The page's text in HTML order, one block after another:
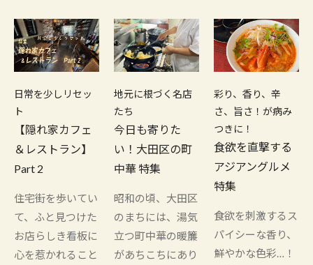
日常を少しリセッ
ト
【隠れ家カフェ
＆レストラン】
Part 2
住宅街を歩いてい
て、ふと見つけた
お店らしき看板に
心を惹かれること
地元に根づく名店
たち
今日も寄りた
い！大田区の町
中華 特集
昭和の頃、大田区
のまちには、湯気
立つ町中華の暖簾
があちこちにあり
彩り、香り、辛
さ、旨さ！が病み
つきに！
食欲を直撃する
アジアングルメ
特集
食欲を刺激するス
パイシーな香り、
鮮やかな色彩…！